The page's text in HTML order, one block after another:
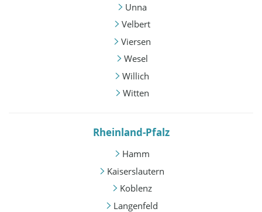
Unna
Velbert
Viersen
Wesel
Willich
Witten
Rheinland-Pfalz
Hamm
Kaiserslautern
Koblenz
Langenfeld